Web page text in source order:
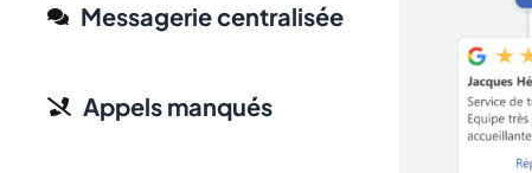
Messagerie centralisée
Appels manqués